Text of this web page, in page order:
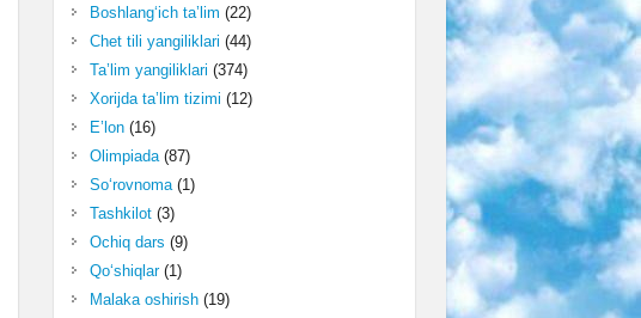
Boshlang‘ich ta’lim (22)
Chet tili yangiliklari (44)
Ta’lim yangiliklari (374)
Xorijda ta’lim tizimi (12)
E’lon(16)
Olimpiada(87)
So‘rovnoma(1)
Tashkilot(3)
Ochiq dars (9)
Qo‘shiqlar(1)
Malaka oshirish(19)